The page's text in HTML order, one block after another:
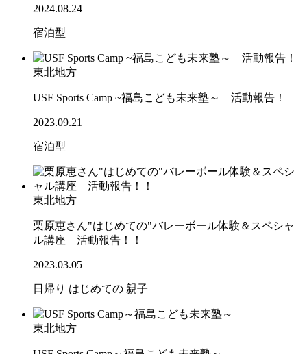
2024.08.24
宿泊型
東北地方
USF Sports Camp ~福島こども未来塾～ 活動報告！
2023.09.21
宿泊型
東北地方
栗原恵さん"はじめての"バレーボール体験＆スペシャ
ル講座 活動報告！！
2023.03.05
日帰り はじめての 親子
東北地方